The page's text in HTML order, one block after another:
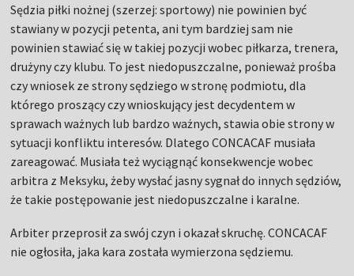
Sędzia piłki nożnej (szerzej: sportowy) nie powinien być
stawiany w pozycji petenta, ani tym bardziej sam nie
powinien stawiać się w takiej pozycji wobec piłkarza, trenera,
drużyny czy klubu. To jest niedopuszczalne, ponieważ prośba
czy wniosek ze strony sędziego w stronę podmiotu, dla
którego proszący czy wnioskujący jest decydentem w
sprawach ważnych lub bardzo ważnych, stawia obie strony w
sytuacji konfliktu interesów. Dlatego CONCACAF musiała
zareagować. Musiała też wyciągnąć konsekwencje wobec
arbitra z Meksyku, żeby wysłać jasny sygnał do innych sędziów,
że takie postępowanie jest niedopuszczalne i karalne.
Arbiter przeprosił za swój czyn i okazał skruchę. CONCACAF
nie ogłosiła, jaka kara została wymierzona sędziemu.